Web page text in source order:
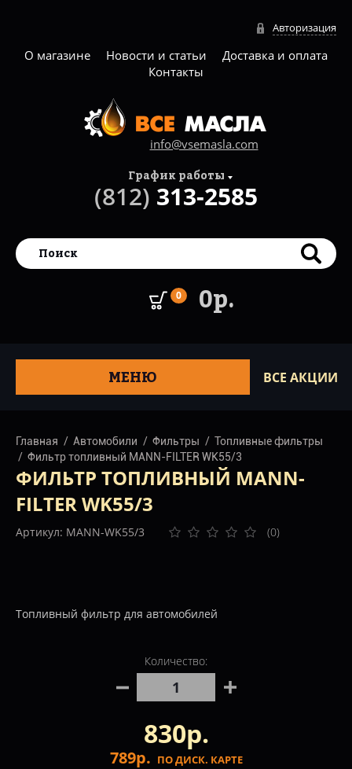
Авторизация
О магазине Новости и статьи
Доставка и оплата
Контакты
info@vsemasla.com
0 0р.
График работы
(812) 313-2585
МЕНЮ ВСЕ АКЦИИ
Главная Автомобили Фильтры
Топливные фильтры
Фильтр топливный MANN-FILTER WK55/3
ФИЛЬТР ТОПЛИВНЫЙ MANN-
FILTER WK55/3
Артикул: MANN-WK55/3 (0)
Топливный фильтр для автомобилей
Количество:
830р.
789р. ПО ДИСК. КАРТЕ